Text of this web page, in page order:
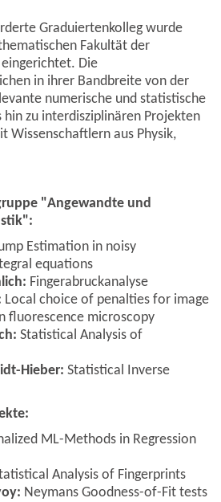
Graduiertenkolleg wurde
Fakultät der
Die
in ihrer Bandbreite von der
numerische und statistische
hin zu interdisziplinären Projekten
Wissenschaftlern aus Physik,
"Angewandte und
Estimation in noisy
equations
Fingerabruckanalyse
Local choice of penalties for image
fluorescence microscopy
Statistical Analysis of
Hieber: Statistical Inverse
ML-Methods in Regression
Analysis of Fingerprints
Neymans Goodness-of-Fit tests